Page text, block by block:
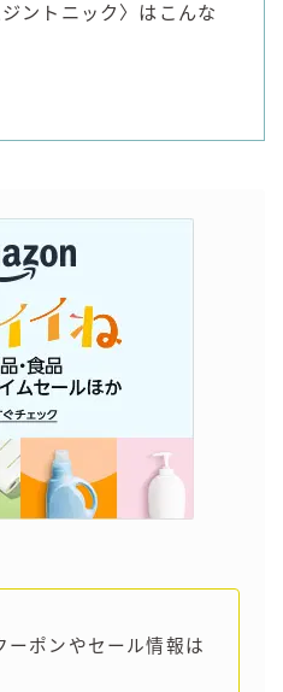
ントニック〉はこんな
ーポンやセール情報は